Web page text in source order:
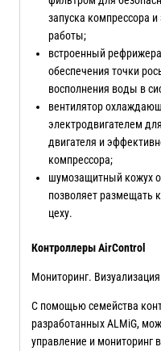
запуска компрессора
работы;
встроенный
обеспечения точки
восполнения воды в
вентилятор
электродвигателем
двигателя и
компрессора;
шумозащитный кожух
позволяет размещать
цеху.
КонтроллерыAirControl
Мониторинг.
С помощью семейства
разработанных ALMiG,
управление и мониторинг